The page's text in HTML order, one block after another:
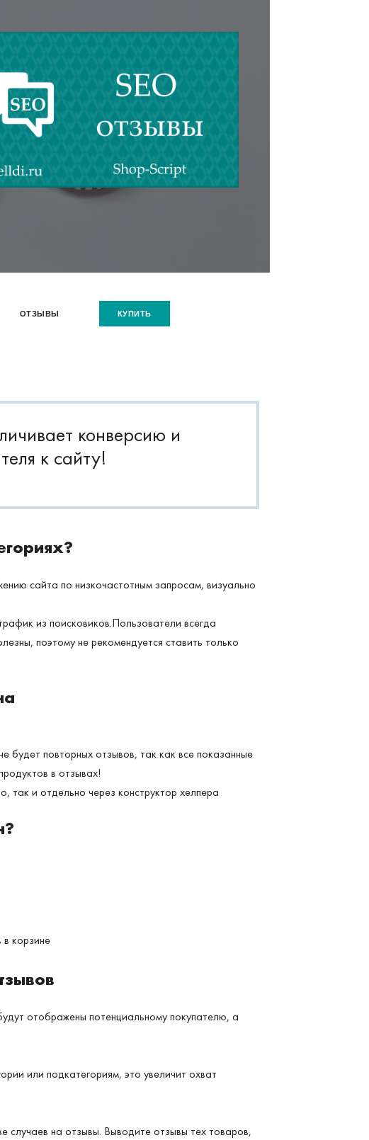
ОТЗЫВЫ КУПИТЬ
конверсию и
к сайту!
сайта по низкочастотным запросам, визуально
из поисковиков.Пользователи всегда
поэтому не рекомендуется ставить только
будет повторных отзывов, так как все показанные
в отзывах!
так и отдельно через конструктор хелпера
корзине
отображены потенциальному покупателю, а
или подкатегориям, это увеличит охват
случаев на отзывы. Выводите отзывы тех товаров,